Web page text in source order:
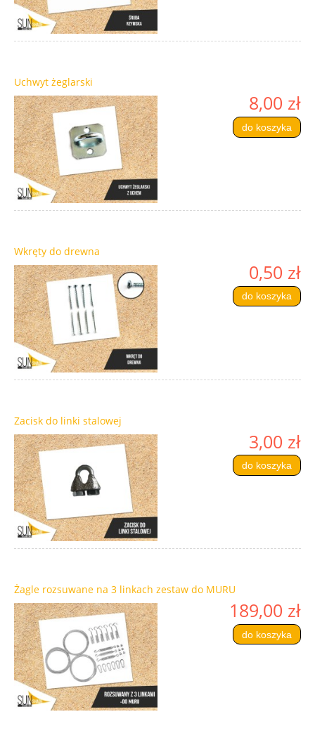
Uchwyt żeglarski
8,00 zł
do koszyka
Wkręty do drewna
0,50 zł
do koszyka
Zacisk do linki stalowej
3,00 zł
do koszyka
Żagle rozsuwane na 3 linkach zestaw do MURU
189,00 zł
do koszyka